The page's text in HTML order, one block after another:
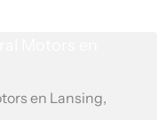
en Lansing,